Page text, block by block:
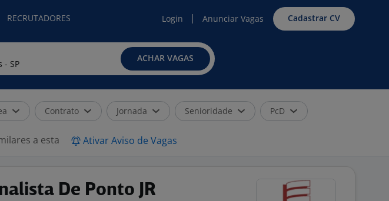
RECRUTADORES Login Anunciar Vagas Cadastrar CV
ACHAR VAGAS
Contrato Jornada Senioridade PcD
a esta Ativar Aviso de Vagas
De Ponto JR